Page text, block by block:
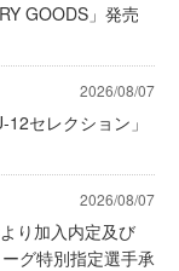
GOODS」発売
2026/08/07
12セレクション」
2026/08/07
り加入内定及び
グ特別指定選手承